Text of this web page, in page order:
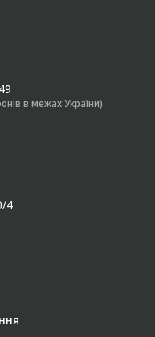
в межах України)
4